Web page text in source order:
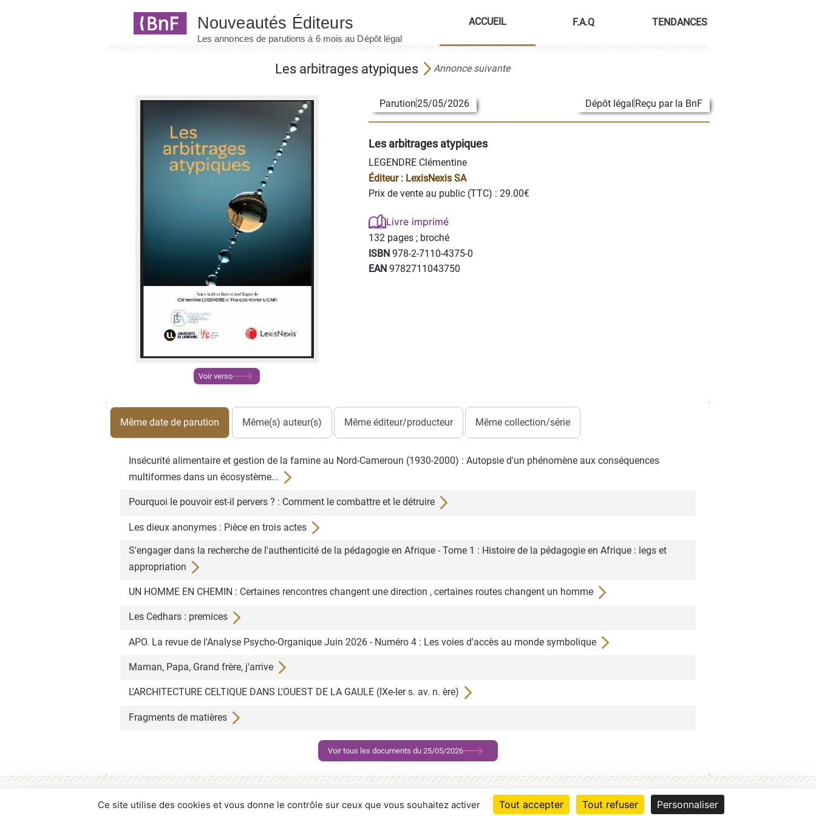
Ce site utilise des cookies et vous donne le contrôle sur ceux que vous souhaitez activer Tout accepter Tout refuser Personnaliser
ACCUEIL F.A.Q TENDANCES
Les arbitrages atypiques Annonce suivante
Voir verso
Parution25/05/2026 Dépôt légal Reçu par la BnF
Les arbitrages atypiques
LEGENDRE Clémentine
Éditeur : LexisNexis SA
Prix de vente au public (TTC) : 29.00€
Livre imprimé
132 pages ; broché
ISBN 978-2-7110-4375-0
EAN 9782711043750
Même date de parution Même(s) auteur(s) Même éditeur/producteur Même collection/série
Insécurité alimentaire et gestion de la famine au Nord-Cameroun (1930-2000) : Autopsie d'un phénomène aux conséquences
multiformes dans un écosystème...
Pourquoi le pouvoir est-il pervers ? : Comment le combattre et le détruire
Les dieux anonymes : Pièce en trois actes
S'engager dans la recherche de l'authenticité de la pédagogie en Afrique - Tome 1 : Histoire de la pédagogie en Afrique : legs et
appropriation
UN HOMME EN CHEMIN : Certaines rencontres changent une direction , certaines routes changent un homme
Les Cedhars : premices
APO. La revue de l'Analyse Psycho-Organique Juin 2026 - Numéro 4 : Les voies d'accès au monde symbolique
Maman, Papa, Grand frère, j'arrive
L'ARCHITECTURE CELTIQUE DANS L'OUEST DE LA GAULE (IXe-Ier s. av. n. ère)
Fragments de matières
Voir tous les documents du 25/05/2026
Déclaration d'accessibilité : partiellement conforme © BnF2026